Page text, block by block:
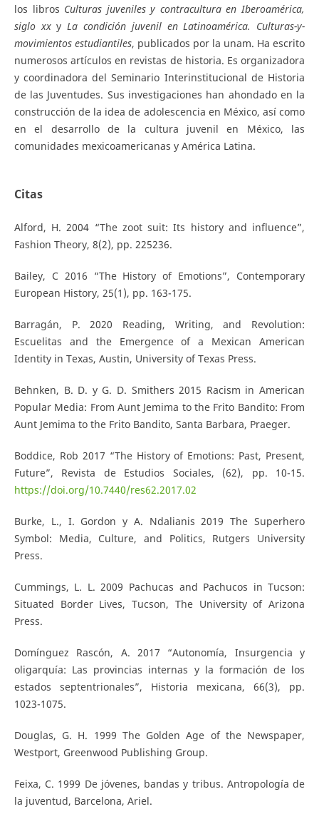
los libros Culturas juveniles y contracultura en Iberoamérica,
siglo xxyLa condición juvenil en Latinoamérica. Culturas-y-
movimientos estudiantiles, publicados por la unam. Ha escrito
numerosos artículos en revistas de historia. Es organizadora
y coordinadora del Seminario Interinstitucional de Historia
de las Juventudes. Sus investigaciones han ahondado en la
construcción de la idea de adolescencia en México, así como
en el desarrollo de la cultura juvenil en México, las
comunidades mexicoamericanas y América Latina.
Citas
Alford, H. 2004 “The zoot suit: Its history and influence”,
Fashion Theory, 8(2), pp. 225236.
Bailey, C 2016 “The History of Emotions”, Contemporary
European History, 25(1), pp. 163-175.
Barragán, P. 2020 Reading, Writing, and Revolution:
Escuelitas and the Emergence of a Mexican American
Identity in Texas, Austin, University of Texas Press.
Behnken, B. D. y G. D. Smithers 2015 Racism in American
Popular Media: From Aunt Jemima to the Frito Bandito: From
Aunt Jemima to the Frito Bandito, Santa Barbara, Praeger.
Boddice, Rob 2017 “The History of Emotions: Past, Present,
Future”, Revista de Estudios Sociales, (62), pp. 10-15.
https://doi.org/10.7440/res62.2017.02
Burke, L., I. Gordon y A. Ndalianis 2019 The Superhero
Symbol: Media, Culture, and Politics, Rutgers University
Press.
Cummings, L. L. 2009 Pachucas and Pachucos in Tucson:
Situated Border Lives, Tucson, The University of Arizona
Press.
Domínguez Rascón, A. 2017 “Autonomía, Insurgencia y
oligarquía: Las provincias internas y la formación de los
estados septentrionales”, Historia mexicana, 66(3), pp.
1023-1075.
Douglas, G. H. 1999 The Golden Age of the Newspaper,
Westport, Greenwood Publishing Group.
Feixa, C. 1999 De jóvenes, bandas y tribus. Antropología de
la juventud, Barcelona, Ariel.